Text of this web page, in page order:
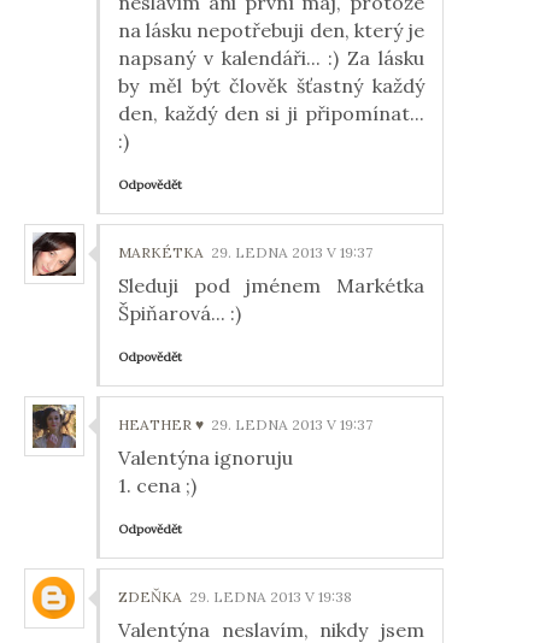
na lásku nepotřebuji den, který je
napsaný v kalendáři... :) Za lásku
by měl být člověk šťastný každý
den, každý den si ji připomínat...
:)
Odpovědět
MARKÉTKA 29. LEDNA 2013 V 19:37
Sleduji pod jménem Markétka
Špiňarová... :)
Odpovědět
HEATHER ♥ 29. LEDNA 2013 V 19:37
Valentýna ignoruju
1. cena ;)
Odpovědět
ZDEŇKA 29. LEDNA 2013 V 19:38
Valentýna neslavím, nikdy jsem